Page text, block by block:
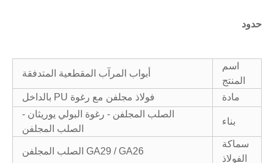
حدود
اسم
المنتج
أبواب المرآب المقطعية المتدفقة
مادة فولاذ مجلفن مع رغوة PU بالداخل
بناء
الصلب المجلفن - رغوة البولي يوريثان -
الصلب المجلفن
سماكة
الفولاذ
GA29 / GA26 الصلب المجلفن